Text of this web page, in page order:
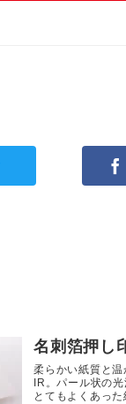
名刺箔押
柔らかい紙質と
IR。パール状の
とてもよくあっ